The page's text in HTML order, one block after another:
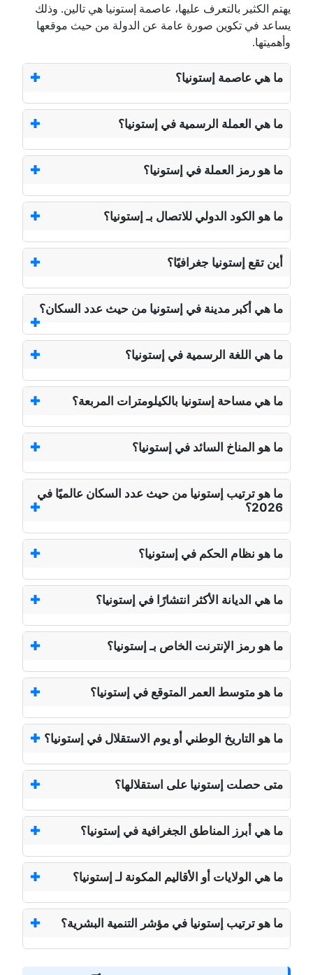
يهتم الكثير بالتعرف عليها، عاصمة إستونيا هي تالين. وذلك
يساعد في تكوين صورة عامة عن الدولة من حيث موقعها
وأهميتها.
ما هي عاصمة إستونيا؟
ما هي العملة الرسمية في إستونيا؟
ما هو رمز العملة في إستونيا؟
ما هو الكود الدولي للاتصال بـ إستونيا؟
أين تقع إستونيا جغرافيًا؟
ما هي أكبر مدينة في إستونيا من حيث عدد السكان؟
ما هي اللغة الرسمية في إستونيا؟
ما هي مساحة إستونيا بالكيلومترات المربعة؟
ما هو المناخ السائد في إستونيا؟
ما هو ترتيب إستونيا من حيث عدد السكان عالميًا في
2026؟
ما هو نظام الحكم في إستونيا؟
ما هي الديانة الأكثر انتشارًا في إستونيا؟
ما هو رمز الإنترنت الخاص بـ إستونيا؟
ما هو متوسط العمر المتوقع في إستونيا؟
ما هو التاريخ الوطني أو يوم الاستقلال في إستونيا؟
متى حصلت إستونيا على استقلالها؟
ما هي أبرز المناطق الجغرافية في إستونيا؟
ما هي الولايات أو الأقاليم المكونة لـ إستونيا؟
ما هو ترتيب إستونيا في مؤشر التنمية البشرية؟